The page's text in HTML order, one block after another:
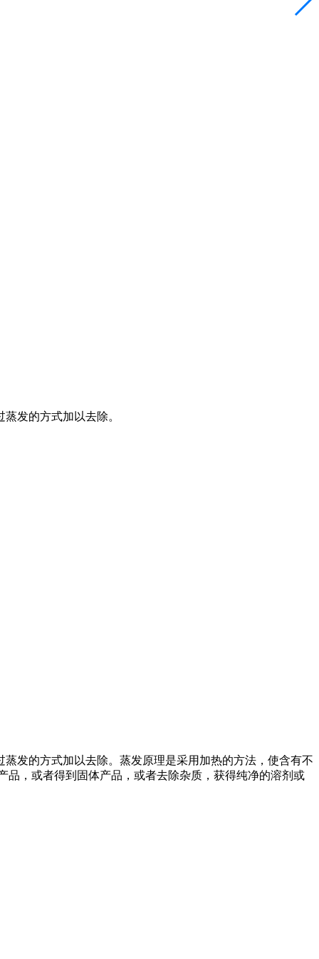
发的方式加以去除。
发的方式加以去除。蒸发原理是采用加热的方法，使含有不
，或者得到固体产品，或者去除杂质，获得纯净的溶剂或